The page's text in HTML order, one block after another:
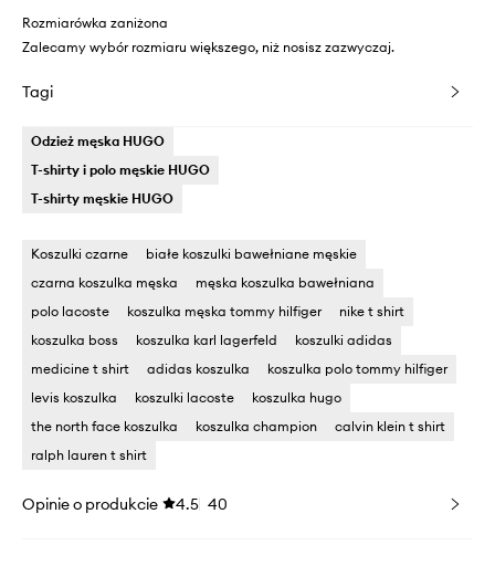
Rozmiarówka zaniżona
Zalecamy wybór rozmiaru większego, niż nosisz zazwyczaj.
Tagi
Odzież męska HUGO
T-shirty i polo męskie HUGO
T-shirty męskie HUGO
Koszulki czarne
białe koszulki bawełniane męskie
czarna koszulka męska
męska koszulka bawełniana
polo lacoste
koszulka męska tommy hilfiger
nike t shirt
koszulka boss
koszulka karl lagerfeld
koszulki adidas
medicine t shirt
adidas koszulka
koszulka polo tommy hilfiger
levis koszulka
koszulki lacoste
koszulka hugo
the north face koszulka
koszulka champion
calvin klein t shirt
ralph lauren t shirt
Opinie o produkcie 4.5 40